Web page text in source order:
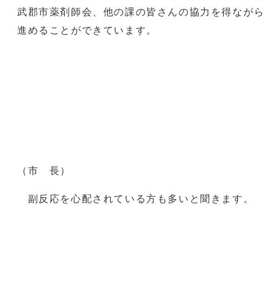
武郡市薬剤師会、他の課の皆さんの協力を得ながら
進めることができています。
（市 長）
副反応を心配されている方も多いと聞きます。